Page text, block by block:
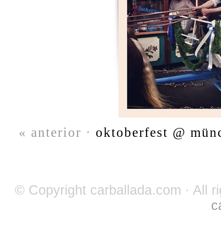
« anterior · oktoberfest @
© Copyright carballada.com · All